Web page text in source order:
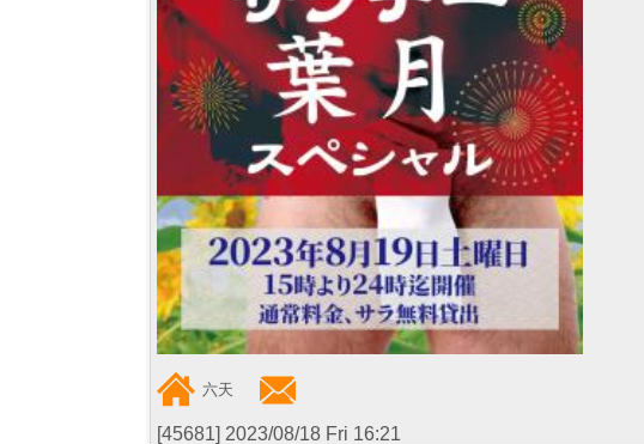
六天
[45681] 2023/08/18 Fri 16:21